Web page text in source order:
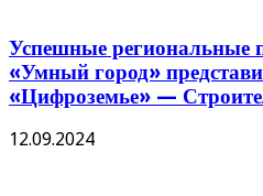
Успешные региональные
«Умный город»
«Цифроземье» —
12.09.2024